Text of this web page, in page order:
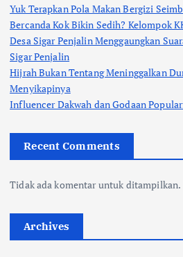
Yuk Terapkan Pola Makan Bergizi
Bercanda Kok Bikin Sedih? Kelompok
Desa Sigar Penjalin Menggaungkan
Sigar Penjalin
Hijrah Bukan Tentang Meninggalkan
Menyikapinya
Influencer Dakwah dan Godaan
Recent Comments
Tidak ada komentar untuk ditampilkan.
Archives